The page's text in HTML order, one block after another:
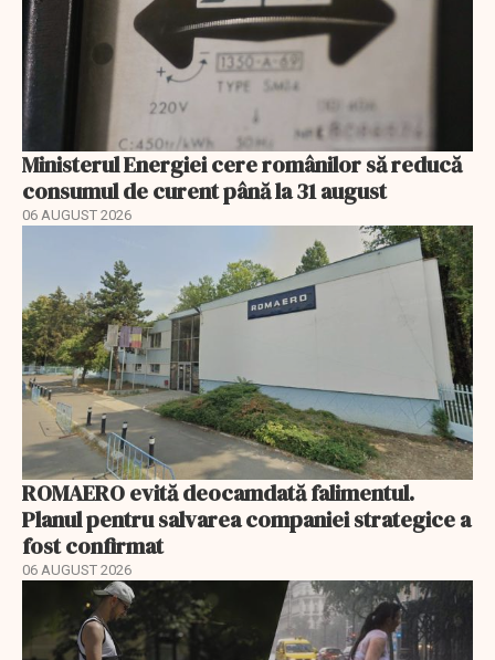
Ministerul Energiei cere românilor să reducă
consumul de curent până la 31 august
06 AUGUST 2026
ROMAERO evită deocamdată falimentul.
Planul pentru salvarea companiei strategice a
fost confirmat
06 AUGUST 2026